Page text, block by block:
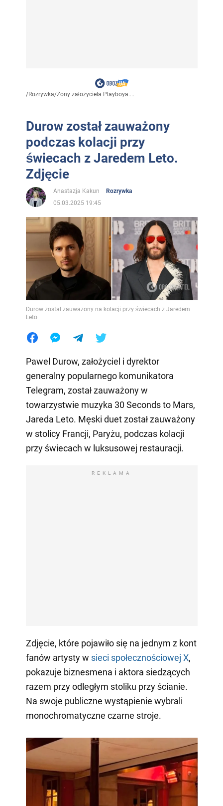
/Rozrywka/Żony założyciela Playboya....
Durow został zauważony
podczas kolacji przy
świecach z Jaredem Leto.
Zdjęcie
Anastazja Kakun
Rozrywka
05.03.2025 19:45
Durow został zauważony na kolacji przy świecach z Jaredem
Leto
Pawel Durow, założyciel i dyrektor
generalny popularnego komunikatora
Telegram, został zauważony w
towarzystwie muzyka 30 Seconds to Mars,
Jareda Leto. Męski duet został zauważony
w stolicy Francji, Paryżu, podczas kolacji
przy świecach w luksusowej restauracji.
REKLAMA
Zdjęcie, które pojawiło się na jednym z kont
fanów artysty w sieci społecznościowej X,
pokazuje biznesmena i aktora siedzących
razem przy odległym stoliku przy ścianie.
Na swoje publiczne wystąpienie wybrali
monochromatyczne czarne stroje.